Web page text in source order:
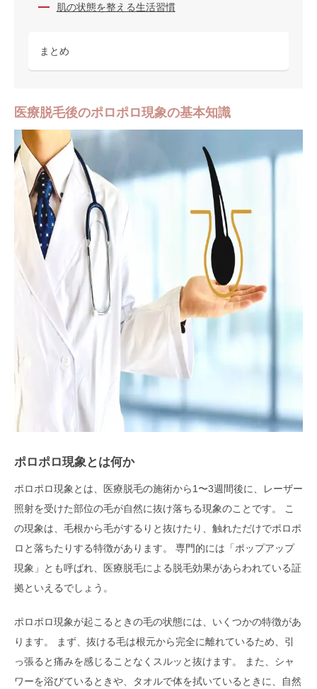
肌の状態を整える生活習慣
まとめ
医療脱毛後のポロポロ現象の基本知識
ポロポロ現象とは何か
ポロポロ現象とは、医療脱毛の施術から1〜3週間後に、レーザー
照射を受けた部位の毛が自然に抜け落ちる現象のことです。 こ
の現象は、毛根から毛がするりと抜けたり、触れただけでポロポ
ロと落ちたりする特徴があります。 専門的には「ポップアップ
現象」とも呼ばれ、医療脱毛による脱毛効果があらわれている証
拠といえるでしょう。
ポロポロ現象が起こるときの毛の状態には、いくつかの特徴があ
ります。 まず、抜ける毛は根元から完全に離れているため、引
っ張ると痛みを感じることなくスルッと抜けます。 また、シャ
ワーを浴びているときや、タオルで体を拭いているときに、自然